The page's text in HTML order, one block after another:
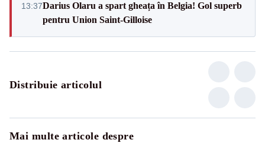
13:37Darius Olaru a spart gheața în Belgia! Gol superb
pentru Union Saint-Gilloise
Distribuie articolul
Mai multe articole despre